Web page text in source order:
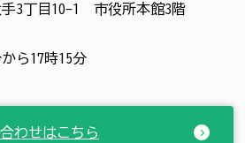
3丁目10-1 市役所本館3階
ら17時15分
わせはこちら